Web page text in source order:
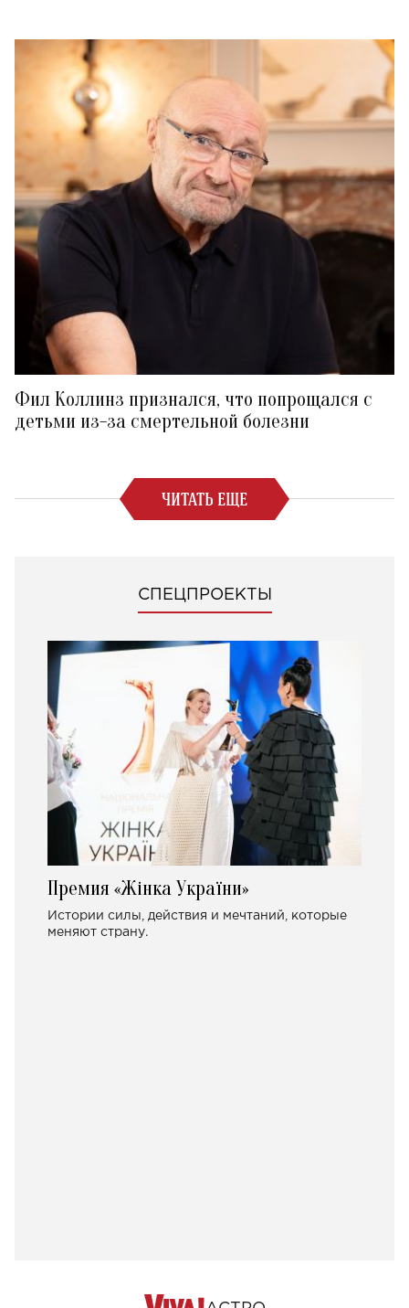
Фил Коллинз признался, что попрощался с
детьми из-за смертельной болезни
ЧИТАТЬ ЕЩЕ
СПЕЦПРОЕКТЫ
Премия «Жінка України»
Истории силы, действия и мечтаний, которые
меняют страну.